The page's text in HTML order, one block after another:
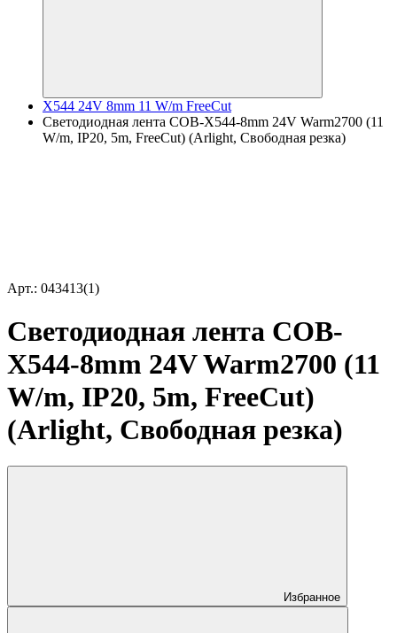
X544 24V 8mm 11 W/m FreeCut
Светодиодная лента COB-X544-8mm 24V Warm2700 (11
W/m, IP20, 5m, FreeCut) (Arlight, Свободная резка)
Арт.: 043413(1)
Светодиодная лента COB-
X544-8mm 24V Warm2700 (11
W/m, IP20, 5m, FreeCut)
(Arlight, Свободная резка)
Избранное